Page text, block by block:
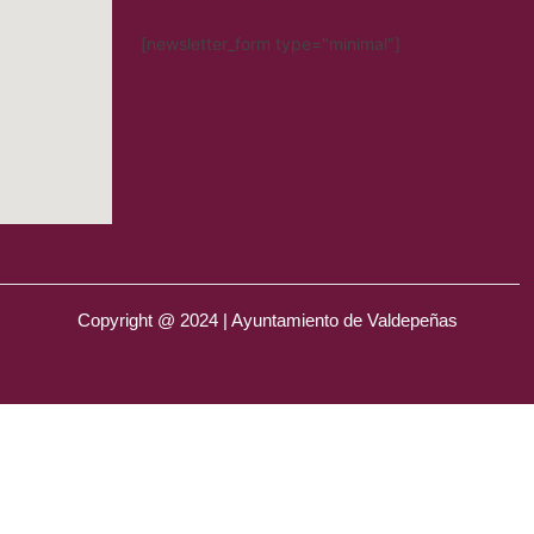
[newsletter_form type="minimal"]
Copyright @ 2024 | Ayuntamiento de Valdepeñas